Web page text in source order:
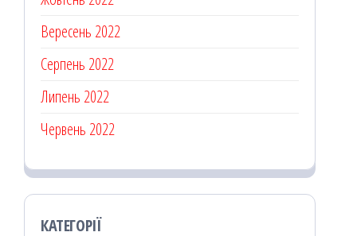
Вересень 2022
Серпень 2022
Липень 2022
Червень 2022
КАТЕГОРІЇ